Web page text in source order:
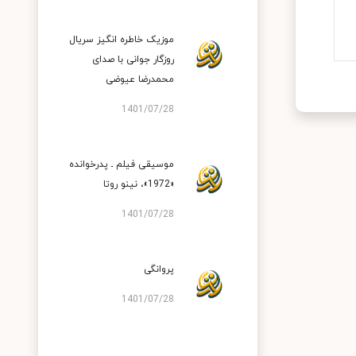
موزیک خاطره انگیز سریال
روزگار جوانی با صدای
محمدرضا عیوضی
1401/07/28
موسیقی فیلم ـ پدرخوانده
«1972»، نینو روتا
1401/07/28
پروانگی
1401/07/28